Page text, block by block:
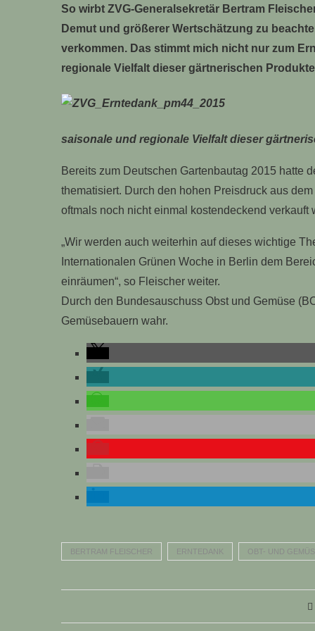
So wirbt ZVG-Generalsekretär Bertram
Demut und größerer Wertschätzung zu
verkommen. Das stimmt mich nicht nur zum
regionale Vielfalt dieser gärtnerischen
saisonale und regionale Vielfalt dieser
Bereits zum Deutschen Gartenbautag 2015 hatte
thematisiert. Durch den hohen Preisdruck aus
oftmals noch nicht einmal kostendeckend verkauft
„Wir werden auch weiterhin auf dieses wichtige
Internationalen Grünen Woche in Berlin dem
einräumen“, so Fleischer weiter.
Durch den Bundesauschuss Obst und Gemüse
Gemüsebauern wahr.
BERTRAM FLEISCHER ERNTEDANK OBT- UND